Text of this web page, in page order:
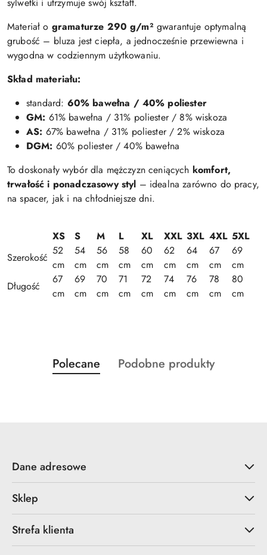
sylwetki i utrzymuje swój kształt.
Materiał o gramaturze 290 g/m² gwarantuje optymalną
grubość – bluza jest ciepła, a jednocześnie przewiewna i
wygodna w codziennym użytkowaniu.
Skład materiału:
standard: 60% bawełna / 40% poliester
GM: 61% bawełna / 31% poliester / 8% wiskoza
AS: 67% bawełna / 31% poliester / 2% wiskoza
DGM: 60% poliester / 40% bawełna
To doskonały wybór dla mężczyzn ceniących komfort,
trwałość i ponadczasowy styl – idealna zarówno do pracy,
na spacer, jak i na chłodniejsze dni.
XS S M L XL XXL 3XL 4XL 5XL
Szerokość
52
cm
54
cm
56
cm
58
cm
60
cm
62
cm
64
cm
67
cm
69
cm
Długość
67
cm
69
cm
70
cm
71
cm
72
cm
74
cm
76
cm
78
cm
80
cm
Pomiń karuzelę produktów
Produkty
o
Polecane
Produkty
Podobne produkty
Dane adresowe
Sklep
Strefa klienta